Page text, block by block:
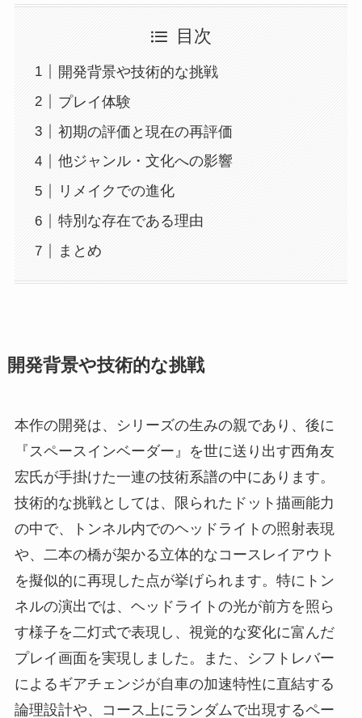
目次
開発背景や技術的な挑戦
プレイ体験
初期の評価と現在の再評価
他ジャンル・文化への影響
リメイクでの進化
特別な存在である理由
まとめ
開発背景や技術的な挑戦
本作の開発は、シリーズの生みの親であり、後に
『スペースインベーダー』を世に送り出す西角友
宏氏が手掛けた一連の技術系譜の中にあります。
技術的な挑戦としては、限られたドット描画能力
の中で、トンネル内でのヘッドライトの照射表現
や、二本の橋が架かる立体的なコースレイアウト
を擬似的に再現した点が挙げられます。特にトン
ネルの演出では、ヘッドライトの光が前方を照ら
す様子を二灯式で表現し、視覚的な変化に富んだ
プレイ画面を実現しました。また、シフトレバー
によるギアチェンジが自車の加速特性に直結する
論理設計や、コース上にランダムで出現するペー